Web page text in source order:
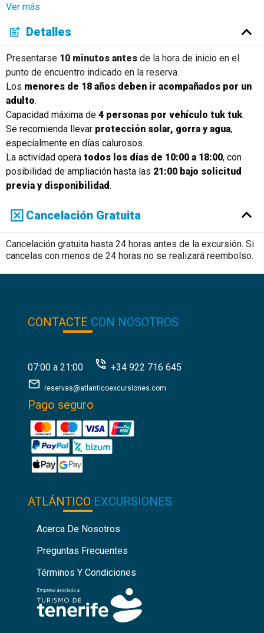
Ver más
Detalles
Presentarse 10 minutos antesde la hora de inicio en el
punto de encuentro indicado en la reserva.
Los menores de 18 años deben ir acompañados por un
adulto.
Capacidad máxima de 4 personas por vehículo tuk tuk.
Se recomienda llevar protección solar, gorra y agua,
especialmente en días calurosos.
La actividad opera todos los días de 10:00 a 18:00, con
posibilidad de ampliación hasta las 21:00 bajo solicitud
previa y disponibilidad.
Cancelación Gratuita
Cancelación gratuita hasta 24 horas antes de la excursión. Si
cancelas con menos de 24 horas no se realizará reembolso.
CONTACTE CON NOSOTROS
07:00 a 21:00 +34 922 716 645
reservas@atlanticoexcursiones.com
Pago seguro
ATLÁNTICO EXCURSIONES
Acerca De Nosotros
Preguntas Frecuentes
Términos Y Condiciones